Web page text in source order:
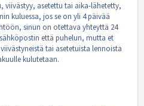
viivästyy, asetettu tai aika-lähetetty,
kuluessa, jos se on yli 4 päivää
sinun on otettava yhteyttä 24
että puhelun, mutta et
tai asetetuista lennoista
kulutetaan.